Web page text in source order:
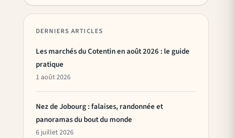
DERNIERS ARTICLES
Les marchés du Cotentin en août 2026 : le guide
pratique
1 août 2026
Nez de Jobourg : falaises, randonnée et
panoramas du bout du monde
6 juillet 2026